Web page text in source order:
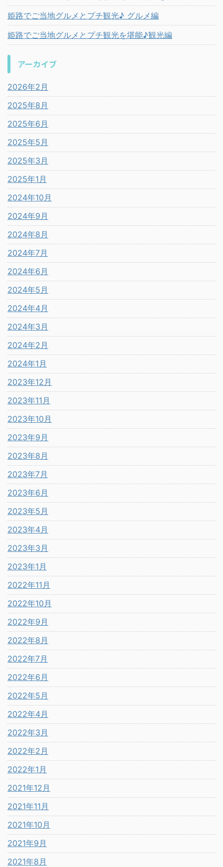
姫路でご当地グルメとプチ観光♪ グルメ編
姫路でご当地グルメとプチ観光を堪能♪観光編
アーカイブ
2026年2月
2025年8月
2025年6月
2025年5月
2025年3月
2025年1月
2024年10月
2024年9月
2024年8月
2024年7月
2024年6月
2024年5月
2024年4月
2024年3月
2024年2月
2024年1月
2023年12月
2023年11月
2023年10月
2023年9月
2023年8月
2023年7月
2023年6月
2023年5月
2023年4月
2023年3月
2023年1月
2022年11月
2022年10月
2022年9月
2022年8月
2022年7月
2022年6月
2022年5月
2022年4月
2022年3月
2022年2月
2022年1月
2021年12月
2021年11月
2021年10月
2021年9月
2021年8月